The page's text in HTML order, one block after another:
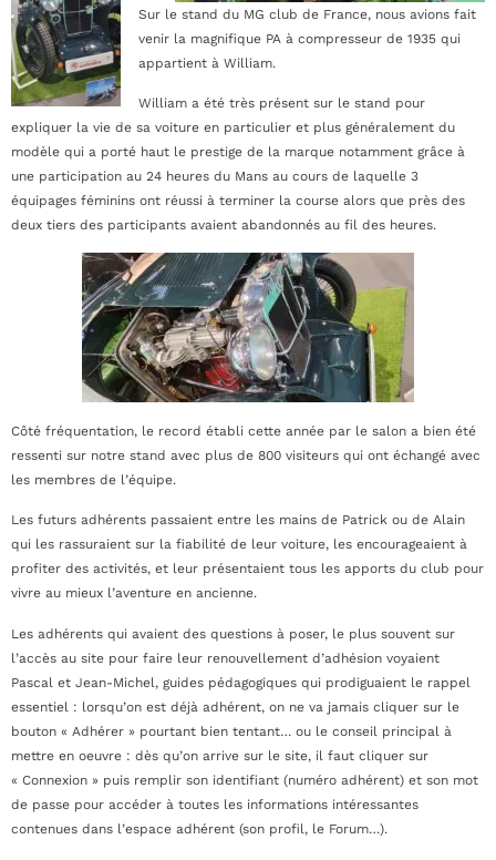
Sur le stand du MG club de France, nous avions fait
venir la magnifique PA à compresseur de 1935 qui
appartient à William.
William a été très présent sur le stand pour
expliquer la vie de sa voiture en particulier et plus généralement du
modèle qui a porté haut le prestige de la marque notamment grâce à
une participation au 24 heures du Mans au cours de laquelle 3
équipages féminins ont réussi à terminer la course alors que près des
deux tiers des participants avaient abandonnés au fil des heures.
Côté fréquentation, le record établi cette année par le salon a bien été
ressenti sur notre stand avec plus de 800 visiteurs qui ont échangé avec
les membres de l’équipe.
Les futurs adhérents passaient entre les mains de Patrick ou de Alain
qui les rassuraient sur la fiabilité de leur voiture, les encourageaient à
profiter des activités, et leur présentaient tous les apports du club pour
vivre au mieux l’aventure en ancienne.
Les adhérents qui avaient des questions à poser, le plus souvent sur
l’accès au site pour faire leur renouvellement d’adhésion voyaient
Pascal et Jean-Michel, guides pédagogiques qui prodiguaient le rappel
essentiel : lorsqu’on est déjà adhérent, on ne va jamais cliquer sur le
bouton « Adhérer » pourtant bien tentant… ou le conseil principal à
mettre en oeuvre : dès qu’on arrive sur le site, il faut cliquer sur
« Connexion » puis remplir son identifiant (numéro adhérent) et son mot
de passe pour accéder à toutes les informations intéressantes
contenues dans l’espace adhérent (son profil, le Forum…).